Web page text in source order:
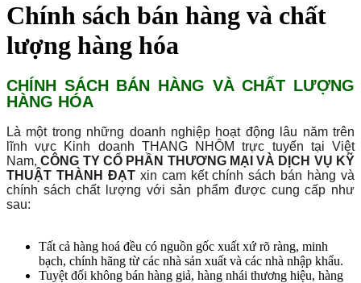
Chính sách bán hàng và chất
lượng hàng hóa
CHÍNH SÁCH BÁN HÀNG VÀ CHẤT LƯỢNG
HÀNG HÓA
Là một trong những doanh nghiệp hoạt động lâu năm trên
lĩnh vực Kinh doanh THANG NHÔM trực tuyến tại Việt
Nam,CÔNG TY CỔ PHẦN THƯƠNG MẠI VÀ DỊCH VỤ KỸ
THUẬT THÀNH ĐẠTxin cam kết chính sách bán hàng và
chính sách chất lượng với sản phẩm được cung cấp như
sau:
Tất cả hàng hoá đều có nguồn gốc xuất xứ rõ ràng, minh
bạch, chính hãng từ các nhà sản xuất và các nhà nhập khẩu.
Tuyệt đối không bán hàng giả, hàng nhái thương hiệu, hàng